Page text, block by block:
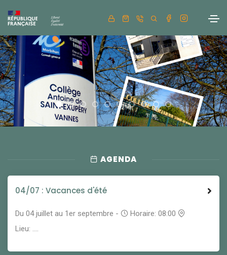
AGENDA
04/07 : Vacances d'été
Du 04 juillet au 1er septembre -
Horaire: 08:00
Lieu: ....